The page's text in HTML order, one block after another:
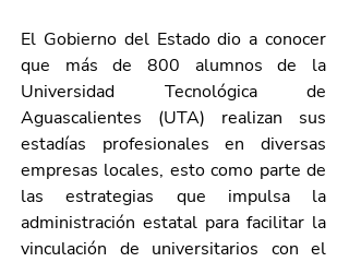
El Gobierno del Estado dio a conocer
que más de 800 alumnos de la
Universidad Tecnológica de
Aguascalientes (UTA) realizan sus
estadías profesionales en diversas
empresas locales, esto como parte de
las estrategias que impulsa la
administración estatal para facilitar la
vinculación de universitarios con el